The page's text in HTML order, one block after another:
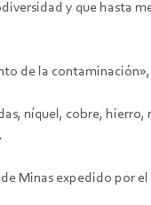
y que hasta
de la
níquel, cobre,
Minas expedido por